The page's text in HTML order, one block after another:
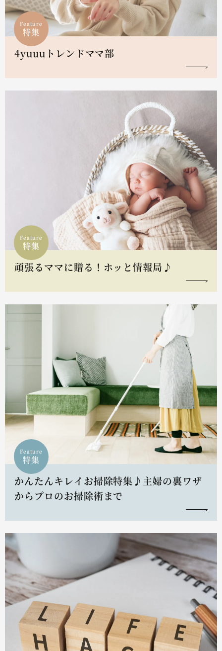
Feature
特集
4yuuuトレンドママ部
Feature
特集
頑張るママに贈る！ホッと情報局♪
Feature
特集
かんたんキレイお掃除特集♪主婦の裏ワザ
からプロのお掃除術まで